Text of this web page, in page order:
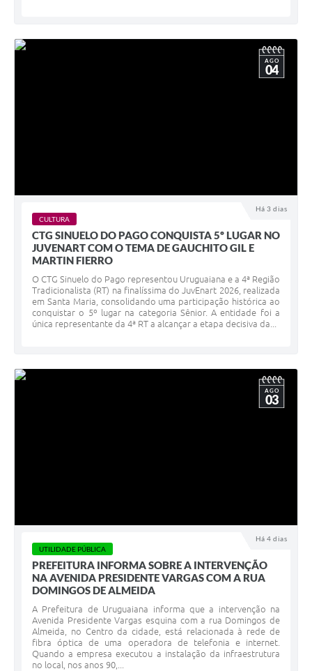
Há 3 dias
AGO
04
CULTURA
CTG SINUELO DO PAGO CONQUISTA 5º LUGAR NO
JUVENART COM O TEMA DE GAUCHITO GIL E
MARTIN FIERRO
O CTG Sinuelo do Pago representou Uruguaiana e a 4ª Região
Tradicionalista (RT) na finalíssima do JuvEnart 2026, realizada
em Santa Maria, consolidando uma participação histórica ao
conquistar o 5º lugar na categoria Sênior. A entidade foi a
única representante da 4ª RT a alcançar a etapa decisiva da...
Há 4 dias
AGO
03
UTILIDADE PÚBLICA
PREFEITURA INFORMA SOBRE A INTERVENÇÃO
NA AVENIDA PRESIDENTE VARGAS COM A RUA
DOMINGOS DE ALMEIDA
A Prefeitura de Uruguaiana informa que a intervenção na
Avenida Presidente Vargas esquina com a rua Domingos de
Almeida, no Centro da cidade, está relacionada à rede de
fibra óptica de uma operadora de telefonia e internet.
Quando a empresa executou a instalação da infraestrutura
no local, nos anos 90,...